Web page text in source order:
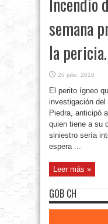
semana
la
26 julio, 2018
El perito ígneo
investigación
Piedra, anticipó
quien tiene a su
siniestro sería
espera ...
Leer más »
GOB CH